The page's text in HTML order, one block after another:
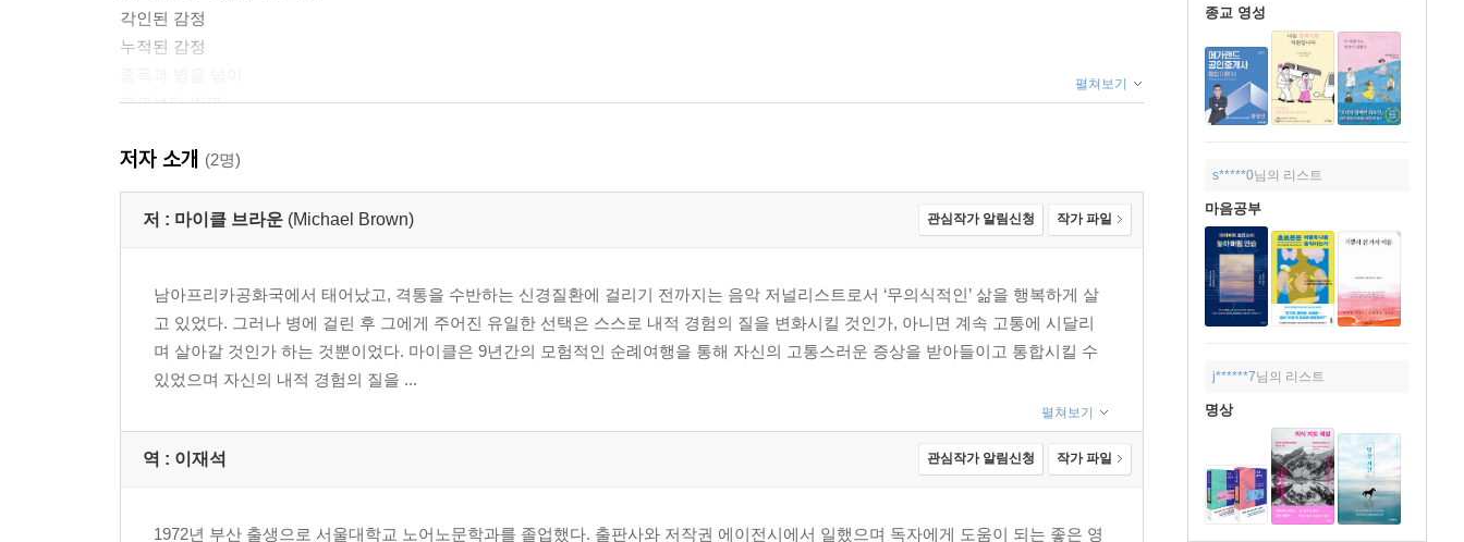
종교 영성
s*****0님의 리스트
마음공부
j******7님의 리스트
명상
각인된 감정
누적된 감정
결과보다 인과
2부 여행 준비
현존 수업의 3요소
통합적 접근
3부 현존 수업
통찰과 직감
의식적인 연결호흡 연습
현존과 개인의 표현
펼쳐보기
저자 소개 (2명)
저 : 마이클 브라운 (Michael Brown) 관심작가 알림신청 작가 파일
남아프리카공화국에서 태어났고, 격통을 수반하는 신경질환에 걸리기 전까지는 음악 저널리스트로서 ‘무의식적인’ 삶을 행복하게 살
고 있었다. 그러나 병에 걸린 후 그에게 주어진 유일한 선택은 스스로 내적 경험의 질을 변화시킬 것인가, 아니면 계속 고통에 시달리
며 살아갈 것인가 하는 것뿐이었다. 마이클은 9년간의 모험적인 순례여행을 통해 자신의 고통스러운 증상을 받아들이고 통합시킬 수
있었으며 자신의 내적 경험의 질을 ...
펼쳐보기
역 : 이재석 관심작가 알림신청 작가 파일
1972년 부산 출생으로 서울대학교 노어노문학과를 졸업했다. 출판사와 저작권 에이전시에서 일했으며 독자에게 도움이 되는 좋은 영